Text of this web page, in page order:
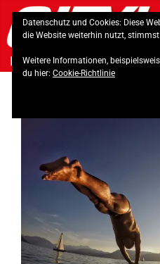
Skip
to
content
Datenschutz und Cookies: Diese
die Website weiterhin nutzt,
Weitere Informationen,
du hier: Cookie-Richtlinie